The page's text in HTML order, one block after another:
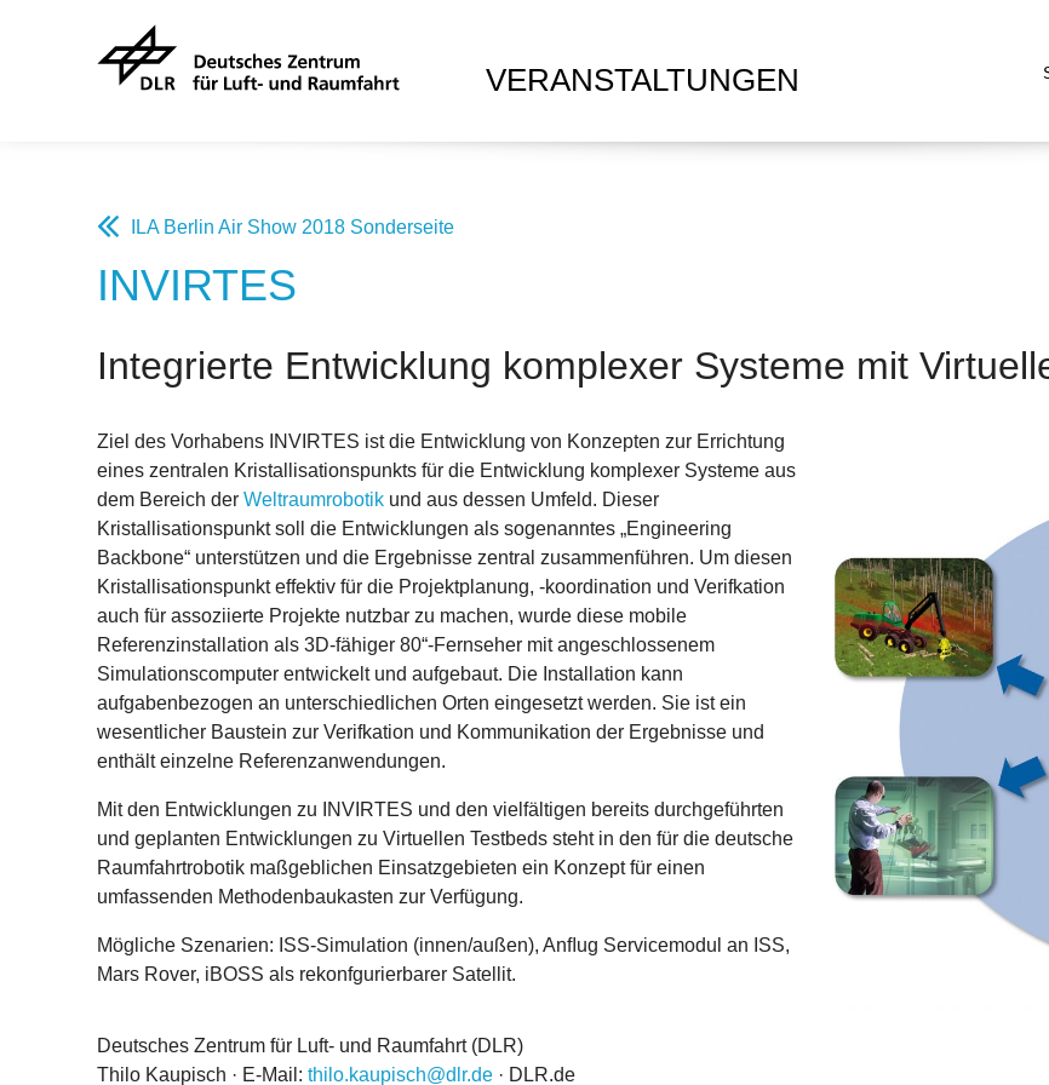
VERANSTALTUNGEN
ILA Berlin Air Show 2018 Sonderseite
INVIRTES
Integrierte Entwicklung komplexer Systeme mit
Ziel des Vorhabens INVIRTES ist die Entwicklung von Konzepten zur Errichtung
eines zentralen Kristallisationspunkts für die Entwicklung komplexer Systeme aus
dem Bereich der Weltraumrobotik und aus dessen Umfeld. Dieser
Kristallisationspunkt soll die Entwicklungen als sogenanntes „Engineering
Backbone“ unterstützen und die Ergebnisse zentral zusammenführen. Um diesen
Kristallisationspunkt effektiv für die Projektplanung, -koordination und Verifkation
auch für assoziierte Projekte nutzbar zu machen, wurde diese mobile
Referenzinstallation als 3D-fähiger 80“-Fernseher mit angeschlossenem
Simulationscomputer entwickelt und aufgebaut. Die Installation kann
aufgabenbezogen an unterschiedlichen Orten eingesetzt werden. Sie ist ein
wesentlicher Baustein zur Verifkation und Kommunikation der Ergebnisse und
enthält einzelne Referenzanwendungen.
Mit den Entwicklungen zu INVIRTES und den vielfältigen bereits durchgeführten
und geplanten Entwicklungen zu Virtuellen Testbeds steht in den für die deutsche
Raumfahrtrobotik maßgeblichen Einsatzgebieten ein Konzept für einen
umfassenden Methodenbaukasten zur Verfügung.
Mögliche Szenarien: ISS-Simulation (innen/außen), Anﬂug Servicemodul an ISS,
Mars Rover, iBOSS als rekonfgurierbarer Satellit.
Deutsches Zentrum für Luft- und Raumfahrt (DLR)
Thilo Kaupisch · E-Mail: thilo.kaupisch@dlr.de · DLR.de